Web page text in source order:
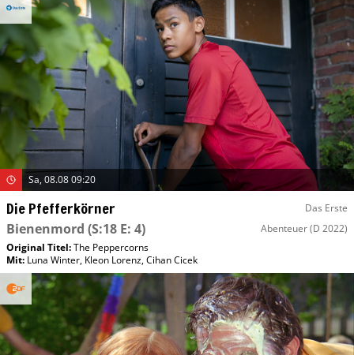
Sa, 08.08 09:20
Die Pfefferkörner Das Erste
Bienenmord (S:18 E: 4) Abenteuer(D 2022)
Original Titel:The Peppercorns
Mit: Luna Winter, Kleon Lorenz,Cihan Cicek